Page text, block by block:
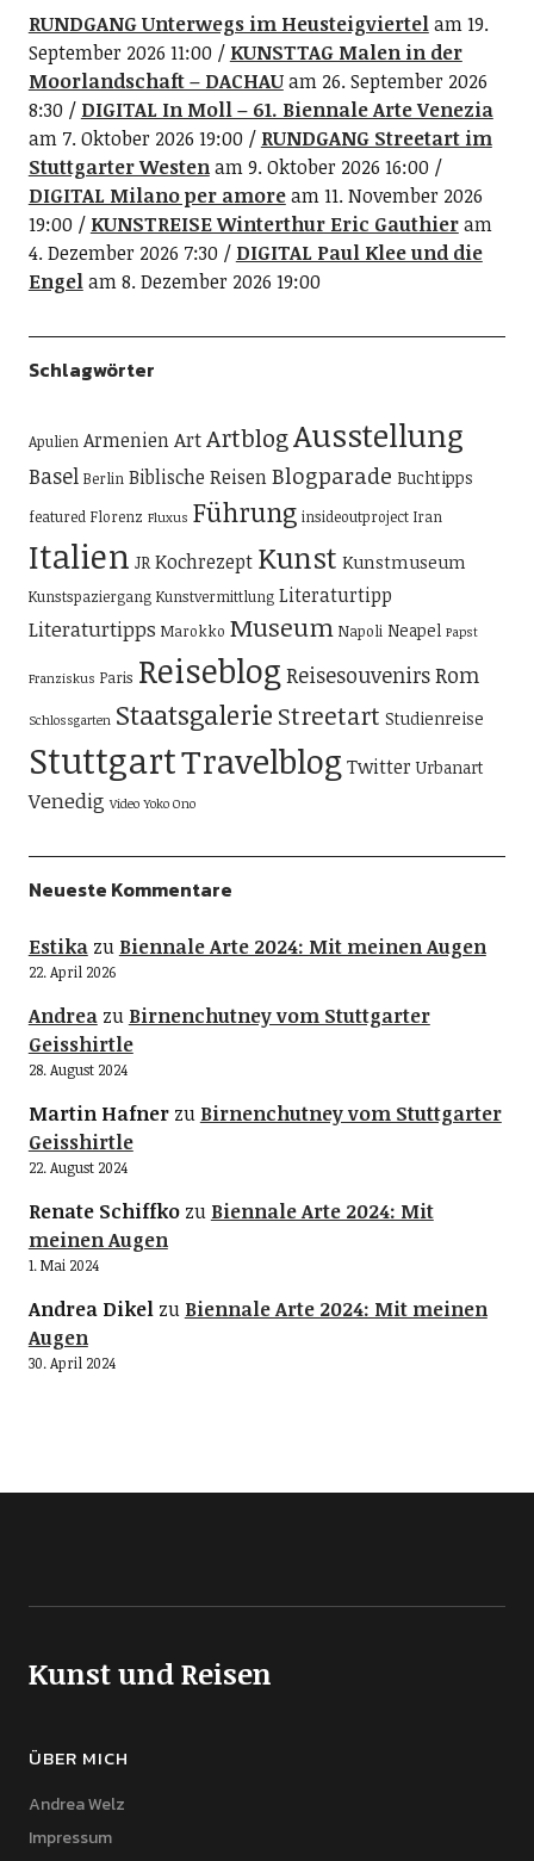
RUNDGANG Unterwegs im Heusteigviertelam 19.
September 2026 11:00
KUNSTTAG Malen in der
Moorlandschaft – DACHAUam 26. September 2026
8:30
DIGITAL In Moll – 61. Biennale Arte Venezia
am 7. Oktober 2026 19:00
RUNDGANG Streetart im
Stuttgarter Westenam 9. Oktober 2026 16:00
DIGITAL Milano per amoream 11. November 2026
19:00
KUNSTREISE Winterthur Eric Gauthieram
4. Dezember 2026 7:30
DIGITAL Paul Klee und die
Engelam 8. Dezember 2026 19:00
Schlagwörter
Apulien ArmenienArtArtblogAusstellung
Basel Berlin Biblische ReisenBlogparade Buchtipps
featured Florenz Fluxus Führung insideoutproject Iran
Italien JR Kochrezept Kunst Kunstmuseum
Kunstspaziergang Kunstvermittlung Literaturtipp
Literaturtipps Marokko Museum Napoli Neapel Papst
Franziskus Paris Reiseblog ReisesouvenirsRom
Schlossgarten Staatsgalerie Streetart Studienreise
StuttgartTravelblog Twitter Urbanart
Venedig Video Yoko Ono
Neueste Kommentare
Estikazu Biennale Arte 2024: Mit meinen Augen
22. April 2026
Andreazu Birnenchutney vom Stuttgarter
Geisshirtle
28. August 2024
Martin Hafnerzu Birnenchutney vom Stuttgarter
Geisshirtle
22. August 2024
Renate Schiffkozu Biennale Arte 2024: Mit
meinen Augen
1. Mai 2024
Andrea Dikelzu Biennale Arte 2024: Mit meinen
Augen
30. April 2024
Kunst und Reisen
ÜBER MICH
Andrea Welz
Impressum